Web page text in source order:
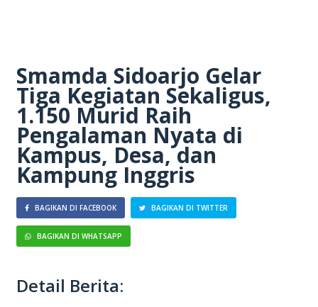
Smamda Sidoarjo Gelar
Tiga Kegiatan Sekaligus,
1.150 Murid Raih
Pengalaman Nyata di
Kampus, Desa, dan
Kampung Inggris
BAGIKAN DI FACEBOOK BAGIKAN DI TWITTER
BAGIKAN DI WHATSAPP
Detail Berita: